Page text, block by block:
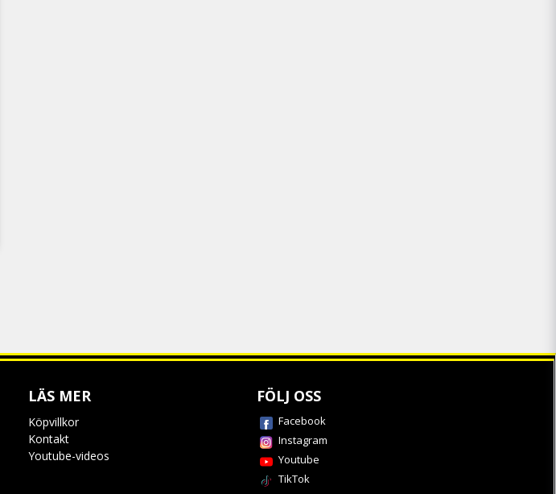
LÄS MER
Köpvillkor
Kontakt
Youtube-videos
FÖLJ OSS
Facebook
Instagram
Youtube
TikTok